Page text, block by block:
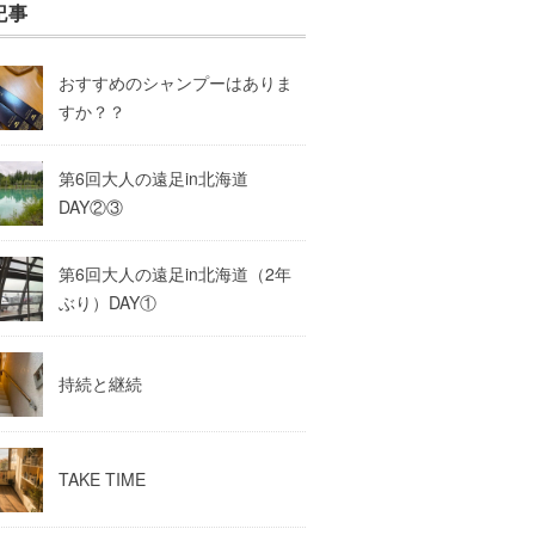
事
おすすめのシャンプーはありま
すか？？
第6回大人の遠足in北海道
DAY②③
第6回大人の遠足in北海道（2年
ぶり）DAY①
持続と継続
TAKE TIME